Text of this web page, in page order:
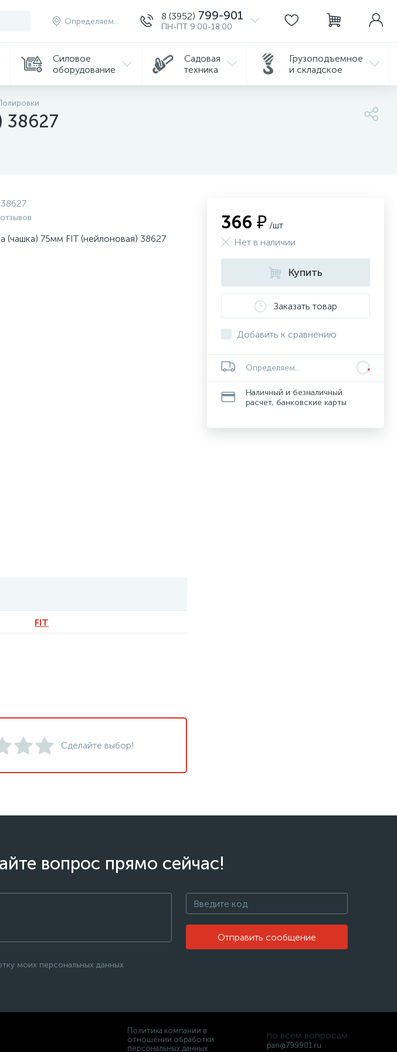
Определяем... 8 (3952) 799-901
ПН-ПТ 9:00-18:00
Силовое
оборудование
Садовая
техника
Грузоподъемное
и складское
38627
38627
(чашка) 75мм FIT (нейлоновая) 38627
FIT
366 ₽ /шт
Нет в наличии
Купить
Заказать товар
Добавить к сравнению
Определяем...
Наличный и безналичный
расчет, банковские карты
Сделайте выбор!
вопрос прямо сейчас!
Отправить сообщение
моих персональных данных
Политика компании в
отношении обработки
персональных данных
по всем вопросам
pan@799901.ru